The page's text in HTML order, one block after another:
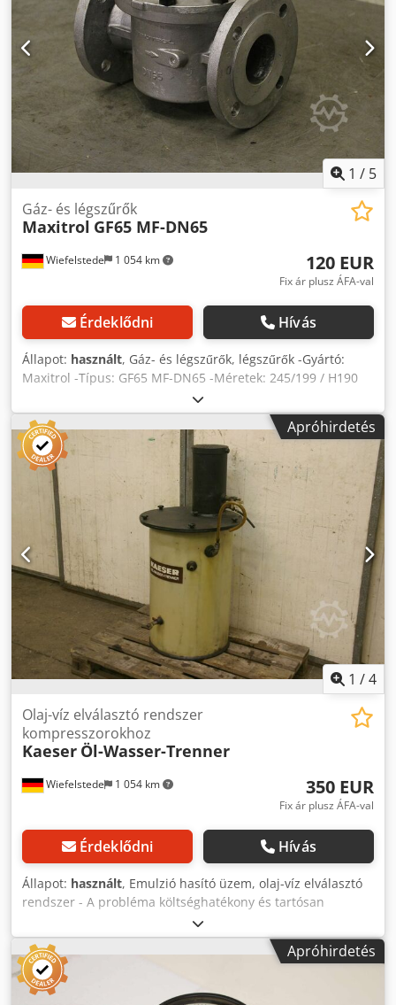
1 / 5
Wiefelstede 1 054 km
Gáz- és légszűrők
Maxitrol GF65 MF-DN65
120 EUR
Fix ár plusz ÁFA-val
Érdeklődni Hívás
Állapot: használt, Gáz- és légszűrők, légszűrők -Gyártó:
Maxitrol -Típus: GF65 MF-DN65 -Méretek: 245/199 / H190
mm -Súly: 4,5 kg Dsdpfxod D Iq Dj Amrokr
Apróhirdetés
1 /4
Wiefelstede 1 054 km
Olaj-víz elválasztó rendszer
kompresszorokhoz
Kaeser Öl-Wasser-Trenner
350 EUR
Fix ár plusz ÁFA-val
Érdeklődni Hívás
Állapot: használt, Emulzió hasító üzem, olaj-víz elválasztó
rendszer - A probléma költséghatékony és tartósan
megbízható megoldása általában a diszpergált
kondenzátumok olaj / víz szétválasztása. A tisztított víz
megfelel a szennyvízelvezetés törvényi követelményeinek. -
Méretek: 590/590 / H1170 mm -Súly: 58 kg Dksdoctlaqjpfx
Amror
Apróhirdetés